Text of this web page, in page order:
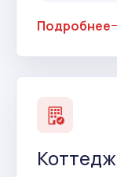
Подробнее
Коттедж